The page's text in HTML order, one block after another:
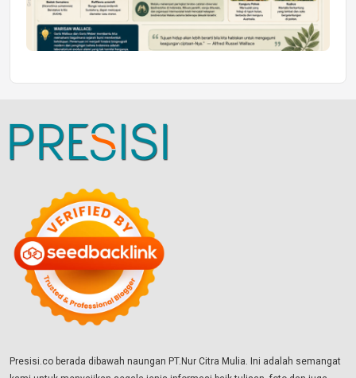
Presisi.co berada dibawah naungan PT.Nur Citra Mulia. Ini adalah semangat